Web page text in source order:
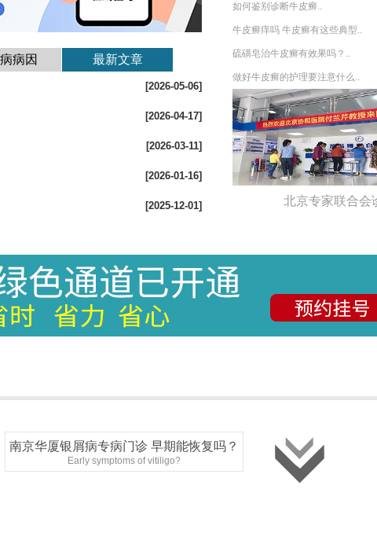
病因 最新文章
[2026-05-06]
[2026-04-17]
[2026-03-11]
[2026-01-16]
[2025-12-01]
如何鉴别诊断牛皮癣..
牛皮癣痒吗 牛皮癣有这些典型..
硫磺皂治牛皮癣有效果吗？..
做好牛皮癣的护理要注意什么..
欢乐度六一 北京专家联合会
南京华厦银屑病专病门诊 早期能恢复吗？
Early symptoms of vitiligo?